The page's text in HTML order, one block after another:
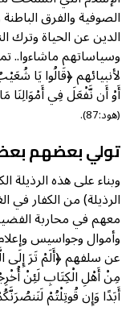
الصوفية والفرق
الدين عن الحياة وترك
وسياساتهم ماشاءوا..
لأنبيائهم ﴿قَالُوا يَا
أَوْ أَن نَّفْعَلَ فِي أَمْوَالِنَا
(هود:87).
تولي بعضهم
وبناء على هذه
الرذيلة) من الكفار
معهم في محاربة
وأموال وجواسيس
عن سلفهم ﴿أَلَمْ تَرَ إِلَى
مِنْ أَهْلِ الْكِتَابِ لَئِنْ
أَبَدًا وَإِن قُوتِلْتُمْ